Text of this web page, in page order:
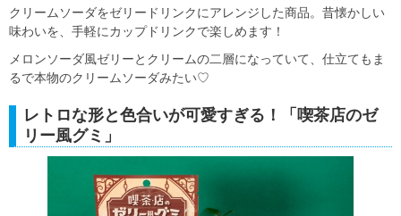
クリームソーダをゼリードリンクにアレンジした商品。昔懐かしい
味わいを、手軽にカップドリンクで楽しめます！
メロンソーダ風ゼリーとクリームの二層になっていて、仕立てもま
るで本物のクリームソーダみたい♡
レトロな形と色合いが可愛すぎる！「喫茶店のゼ
リー風グミ」